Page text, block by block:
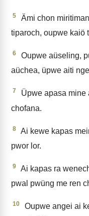
5
Ämi chon
tiparoch, oupwe kaiö
6
Oupwe aüseling,
aüchea, üpwe aiti
7
Üpwe apasa mine
chofana.
8
Ai kewe kapas
pwor lor.
9
Ai kapas ra
pwal pwüng me ren
10
Oupwe angei ai